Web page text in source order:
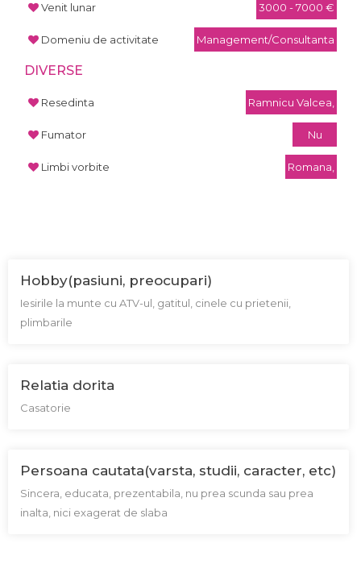
Venit lunar 3000 - 7000 €
Domeniu de activitate Management/Consultanta
DIVERSE
Resedinta Ramnicu Valcea,
Fumator Nu
Limbi vorbite Romana,
Hobby(pasiuni, preocupari)
Iesirile la munte cu ATV-ul, gatitul, cinele cu prietenii,
plimbarile
Relatia dorita
Casatorie
Persoana cautata(varsta, studii, caracter, etc)
Sincera, educata, prezentabila, nu prea scunda sau prea
inalta, nici exagerat de slaba